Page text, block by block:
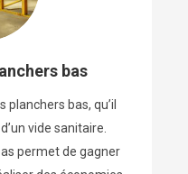
bas
planchers bas, qu’il
vide sanitaire.
permet de gagner